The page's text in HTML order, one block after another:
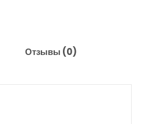
Отзывы (0)